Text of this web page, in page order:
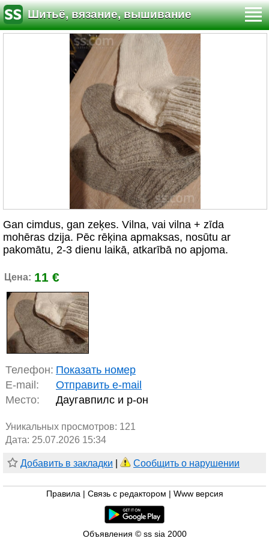
Шитьё, вязание, вышивание
Gan cimdus, gan zeķes. Vilna, vai vilna + zīda
mohēras dzija. Pēc rēķina apmaksas, nosūtu ar
pakomātu, 2-3 dienu laikā, atkarībā no apjoma.
Цена: 11 €
Телефон: Показать номер
E-mail:
Отправить e-mail
Место:
Даугавпилс и р-он
Уникальных просмотров: 121
Дата: 25.07.2026 15:34
Добавить в закладки Сообщить о нарушении
Правила Связь с редактором Www версия
Объявления © ss sia 2000